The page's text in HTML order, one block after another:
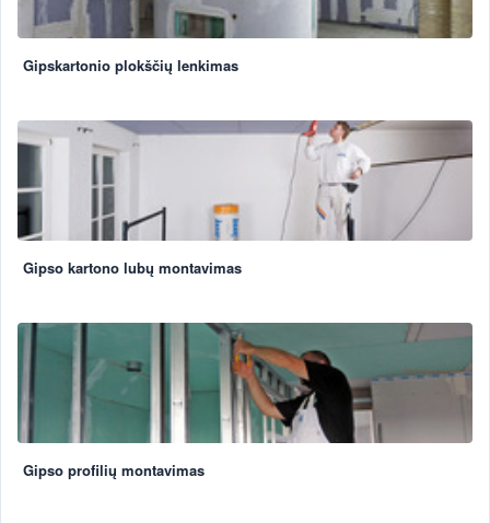
Gipskartonio plokščių lenkimas
Gipso kartono lubų montavimas
Gipso profilių montavimas